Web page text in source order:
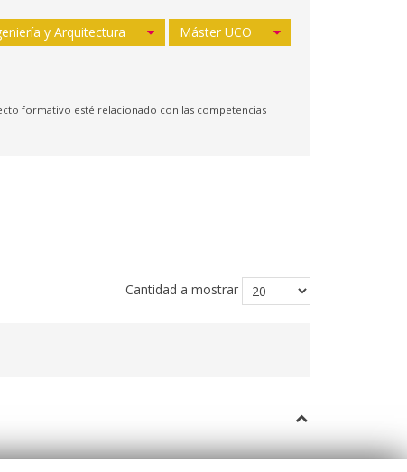
y Arquitectura
Máster UCO
formativo esté relacionado con las competencias
Cantidad a mostrar